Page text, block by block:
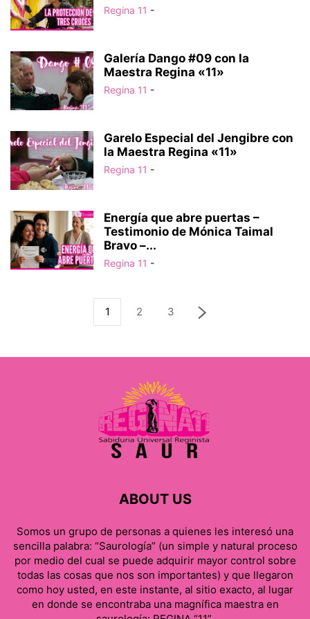
Regina 11 -
Galería Dango #09 con la
Maestra Regina «11»
Regina 11 -
Garelo Especial del Jengibre con
la Maestra Regina «11»
Regina 11 -
Energía que abre puertas –
Testimonio de Mónica Taimal
Bravo –...
Regina 11 -
1 2 3
ABOUT US
Somos un grupo de personas a quienes les interesó una
sencilla palabra: “Saurología” (un simple y natural proceso
por medio del cual se puede adquirir mayor control sobre
todas las cosas que nos son importantes) y que llegaron
como hoy usted, en este instante, al sitio exacto, al lugar
en donde se encontraba una magnífica maestra en